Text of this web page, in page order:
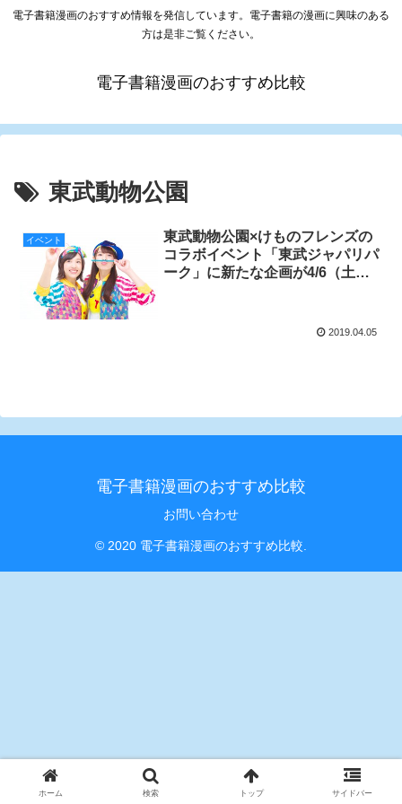
電子書籍漫画のおすすめ情報を発信しています。電子書籍の漫画に興味のある
方は是非ご覧ください。
電子書籍漫画のおすすめ比較
東武動物公園
イベント
東武動物公園×けものフレンズの
コラボイベント「東武ジャパリパ
ーク」に新たな企画が4/6（土）
2019.04.05
電子書籍漫画のおすすめ比較
お問い合わせ
© 2020 電子書籍漫画のおすすめ比較.
ホーム 検索 トップ サイドバー